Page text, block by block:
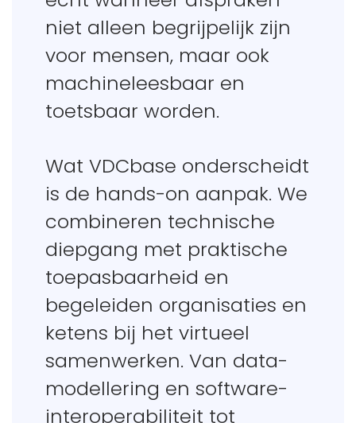
niet alleen begrijpelijk zijn
voor mensen, maar ook
machineleesbaar en
toetsbaar worden.
Wat VDCbase onderscheidt
is de hands-on aanpak. We
combineren technische
diepgang met praktische
toepasbaarheid en
begeleiden organisaties en
ketens bij het virtueel
samenwerken. Van data-
modellering en software-
interoperabiliteit tot